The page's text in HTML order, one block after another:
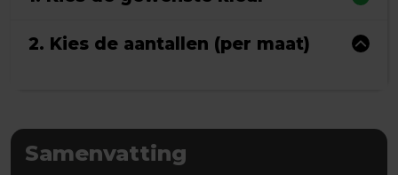
2. Kies de aantallen (per maat)
Samenvatting